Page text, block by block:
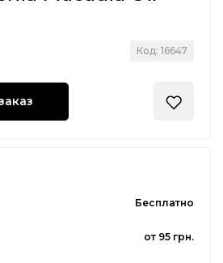
Код: 16647
Бесплатно
от 95 грн.